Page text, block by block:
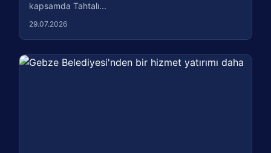
kapsamda Tahtalı...
29.07.2026